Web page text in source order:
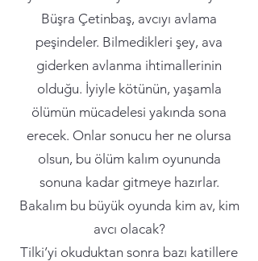
Büşra Çetinbaş, avcıyı avlama
peşindeler. Bilmedikleri şey, ava
giderken avlanma ihtimallerinin
olduğu. İyiyle kötünün, yaşamla
ölümün mücadelesi yakında sona
erecek. Onlar sonucu her ne olursa
olsun, bu ölüm kalım oyununda
sonuna kadar gitmeye hazırlar.
Bakalım bu büyük oyunda kim av, kim
avcı olacak?
Tilki’yi okuduktan sonra bazı katillere